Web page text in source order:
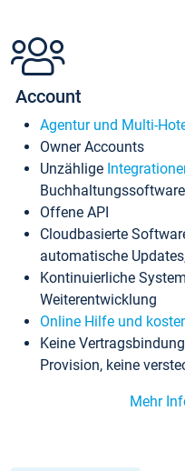
Account
Agentur und Multi-
Owner Accounts
Unzählige
Offene API
Cloudbasierte
automatische
Kontinuierliche
Weiterentwicklung
Online Hilfe und
Keine
Provision, keine
Mehr